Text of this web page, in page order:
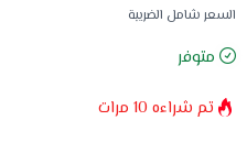
السعر شامل الضريبة
متوفر
تم شراءه 10 مرات